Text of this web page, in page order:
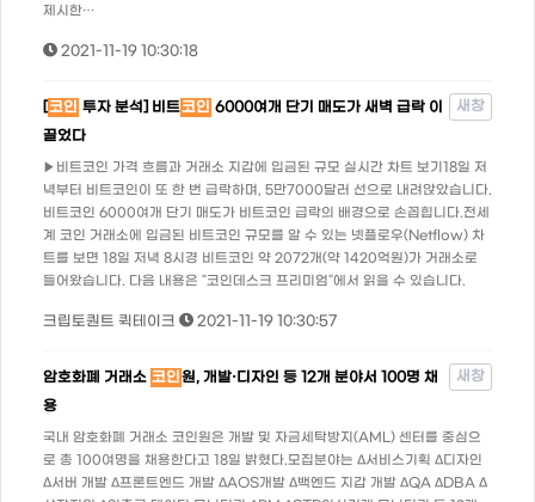
제시한…
2021-11-19 10:30:18
[코인 투자 분석] 비트코인 6000여개 단기 매도가 새벽 급락 이
끌었다
새창
▶비트코인 가격 흐름과 거래소 지갑에 입금된 규모 실시간 차트 보기18일 저
녁부터 비트코인이 또 한 번 급락하며, 5만7000달러 선으로 내려앉았습니다.
비트코인 6000여개 단기 매도가 비트코인 급락의 배경으로 손꼽힙니다.전세
계 코인 거래소에 입금된 비트코인 규모를 알 수 있는 넷플로우(Netflow) 차
트를 보면 18일 저녁 8시경 비트코인 약 2072개(약 1420억원)가 거래소로
들어왔습니다. 다음 내용은 "코인데스크 프리미엄"에서 읽을 수 있습니다.
크립토퀀트 퀵테이크 2021-11-19 10:30:57
암호화폐 거래소 코인원, 개발·디자인 등 12개 분야서 100명 채
용
새창
국내 암호화폐 거래소 코인원은 개발 및 자금세탁방지(AML) 센터를 중심으
로 총 100여명을 채용한다고 18일 밝혔다.모집분야는 Δ서비스기획 Δ디자인
Δ서버 개발 Δ프론트엔드 개발 ΔAOS개발 Δ백엔드 지갑 개발 ΔQA ΔDBA Δ